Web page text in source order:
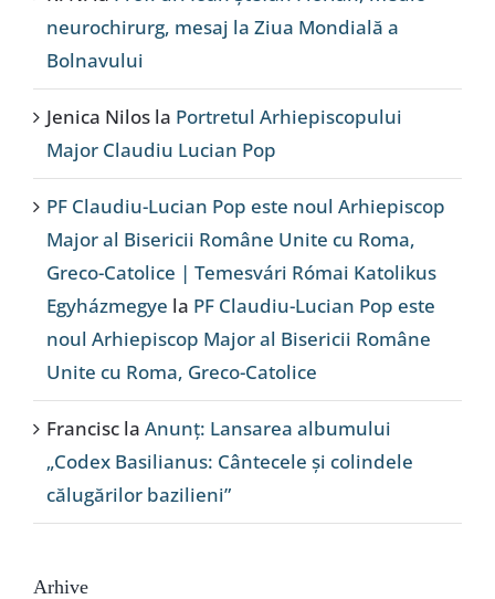
neurochirurg, mesaj la Ziua Mondială a
Bolnavului
Jenica Nilos la Portretul Arhiepiscopului
Major Claudiu Lucian Pop
PF Claudiu-Lucian Pop este noul Arhiepiscop
Major al Bisericii Române Unite cu Roma,
Greco-Catolice | Temesvári Római Katolikus
Egyházmegye la PF Claudiu-Lucian Pop este
noul Arhiepiscop Major al Bisericii Române
Unite cu Roma, Greco-Catolice
Francisc la Anunț: Lansarea albumului
„Codex Basilianus: Cântecele și colindele
călugărilor bazilieni”
Arhive